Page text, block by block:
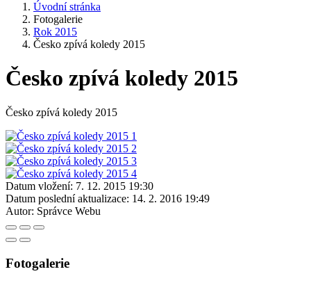
Úvodní stránka
Fotogalerie
Rok 2015
Česko zpívá koledy 2015
Česko zpívá koledy 2015
Česko zpívá koledy 2015
Datum vložení: 7. 12. 2015 19:30
Datum poslední aktualizace: 14. 2. 2016 19:49
Autor: Správce Webu
Fotogalerie